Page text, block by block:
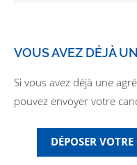
VOUS AVEZ DÉJÀ
Si vous avez déjà une
pouvez envoyer votre
DÉPOSER